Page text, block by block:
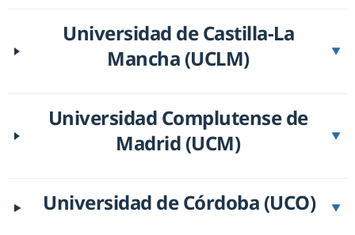
Universidad de Castilla-La
Mancha (UCLM)
▼
Universidad Complutense de
Madrid (UCM)
▼
Universidad de Córdoba (UCO) ▼